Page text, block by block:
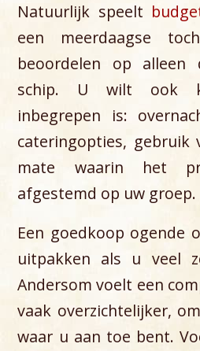
Natuurlijk speelt
een meerdaagse
beoordelen op
schip. U wilt ook
inbegrepen is:
cateringopties, gebruik
mate waarin het
afgestemd op uw groep.
Een goedkoop ogende
uitpakken als u veel
Andersom voelt een
vaak overzichtelijker,
waar u aan toe bent.